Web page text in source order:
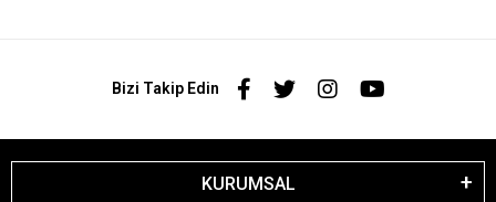
Bizi Takip Edin
KURUMSAL